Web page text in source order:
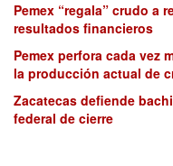
Pemex “regala” crudo a
resultados financieros
Pemex perfora cada vez
la producción actual de
Zacatecas defiende
federal de cierre